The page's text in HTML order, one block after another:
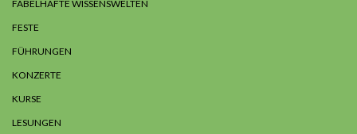
FABELHAFTE WISSENSWELTEN
FESTE
FÜHRUNGEN
KONZERTE
KURSE
LESUNGEN